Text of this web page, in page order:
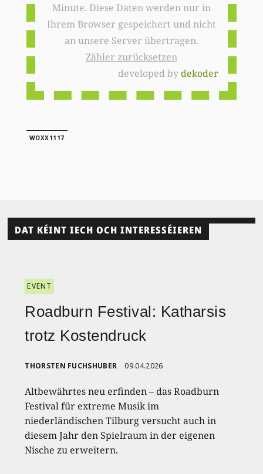
Minute. Diese Daten werden nur in
Ihrem Browser gespeichert und nicht
an unsere Server übertragen.
Zähler zurücksetzen
developed bydekoder
WOXX1117
DAT KÉINT IECH OCH INTERESSÉIEREN
EVENT
Roadburn Festival: Katharsis
trotz Kostendruck
THORSTEN FUCHSHUBER 09.04.2026
Altbewährtes neu erfinden – das Roadburn
Festival für extreme Musik im
niederländischen Tilburg versucht auch in
diesem Jahr den Spielraum in der eigenen
Nische zu erweitern.